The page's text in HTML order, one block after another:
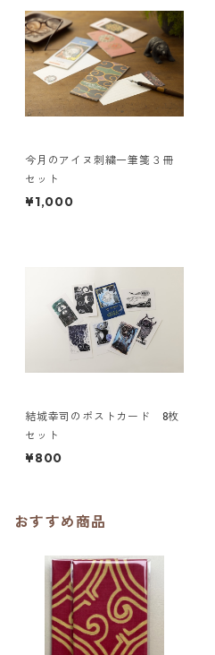
今月のアイヌ刺繍一筆箋３冊
セット
¥1,000
結城幸司のポストカード 8枚
セット
¥800
おすすめ商品